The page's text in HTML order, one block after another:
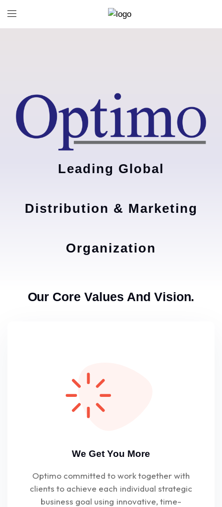
Leading Global
Distribution & Marketing
Organization
Our Core Values And Vision.
We Get You More
Optimo committed to work together with
clients to achieve each individual strategic
business goal using innovative, time-